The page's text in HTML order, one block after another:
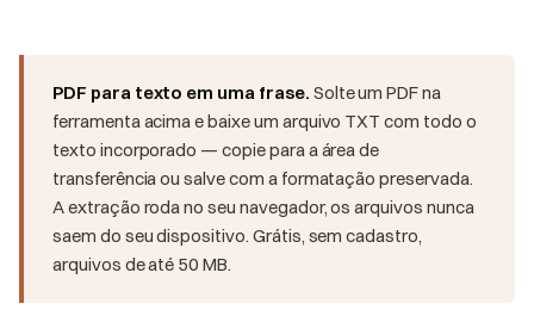
PDF para texto em uma frase. Solte um PDF na
ferramenta acima e baixe um arquivo TXT com todo o
texto incorporado — copie para a área de
transferência ou salve com a formatação preservada.
A extração roda no seu navegador, os arquivos nunca
saem do seu dispositivo. Grátis, sem cadastro,
arquivos de até 50 MB.